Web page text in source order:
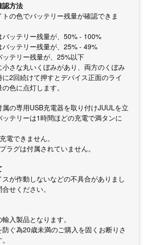
認方法
の色でバッテリー残量が確認できま
バッテリー残量が、50% - 100%
バッテリー残量が、25% - 49%
ッテリー残量が、25%以下
さな丸いくぼみがあり、両方のくぼみ
2回続けて押すとデバイス正面のライ
色に点灯します。
の専用USB充電器を取り付けJUULを立
テリーは1時間ほどの充電で満タンに
電できません。
ラグは付属されていません。
が作動しないなどの不具合がありまし
せください。
入製品となります。
ぐ為20歳未満のご購入を固くお断りさ